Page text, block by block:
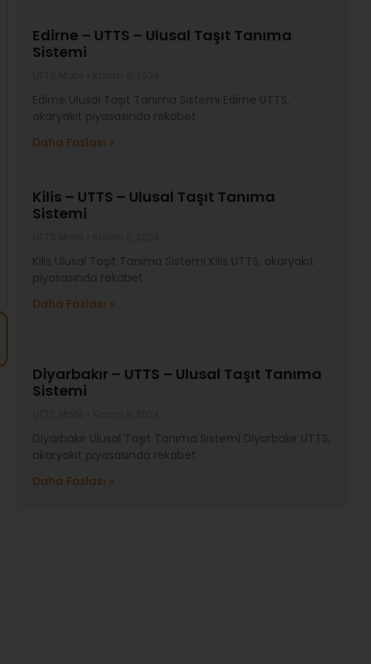
Edirne – UTTS – Ulusal Taşıt Tanıma
Sistemi
Edirne Ulusal Taşıt Tanıma Sistemi Edirne UTTS,
akaryakıt piyasasında rekabet
Daha Fazlası »
Kilis – UTTS – Ulusal Taşıt Tanıma
Sistemi
Kilis Ulusal Taşıt Tanıma Sistemi Kilis UTTS, akaryakıt
piyasasında rekabet
Daha Fazlası »
Diyarbakır – UTTS – Ulusal Taşıt Tanıma
Sistemi
Diyarbakır Ulusal Taşıt Tanıma Sistemi Diyarbakır UTTS,
akaryakıt piyasasında rekabet
Daha Fazlası »